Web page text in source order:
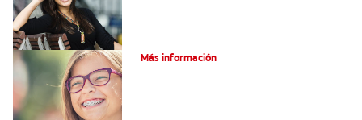
Más información